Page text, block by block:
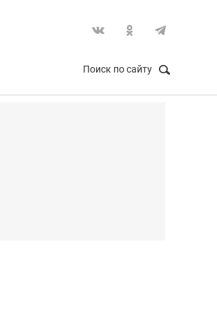
Поиск по сайту